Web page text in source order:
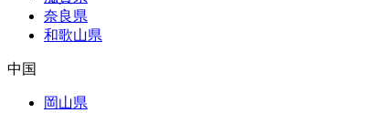
奈良県
和歌山県
中国
岡山県